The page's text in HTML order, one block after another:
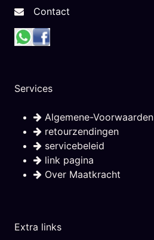
Contact
Services
Algemene-Voorwaarden
retourzendingen
servicebeleid
link pagina
Over Maatkracht
Extra links